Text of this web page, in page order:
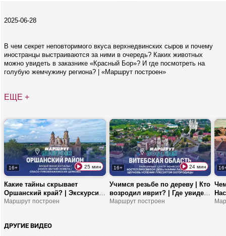
2025-06-28
В чем секрет неповторимого вкуса верхнедвинских сыров и почему
иностранцы выстраиваются за ними в очередь? Каких животных
можно увидеть в заказнике «Красный Бор»? И где посмотреть на
голубую жемчужину региона? | «Маршрут построен»
ЕЩЕ +
16+ 25 мин
Какие тайны скрывает
Оршанский край? | Экскурсия
по даче Купалы! | Где
Маршрут построен
16+ 24 мин
Учимся резьбе по дереву | Кто
возродил иврит? | Где увидеть
костел Наисвятейшей Девы
Маршрут построен
ДРУГИЕ ВИДЕО